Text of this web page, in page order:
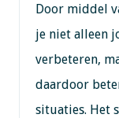
Door middel
je niet alleen
verbeteren,
daardoor
situaties. Het